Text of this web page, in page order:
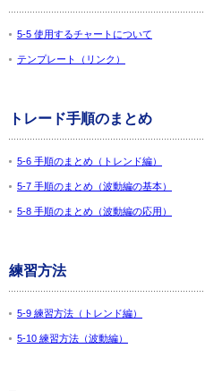
5-5 使用するチャートについて
テンプレート（リンク）
トレード手順のまとめ
5-6 手順のまとめ（トレンド編）
5-7 手順のまとめ（波動編の基本）
5-8 手順のまとめ（波動編の応用）
練習方法
5-9 練習方法（トレンド編）
5-10 練習方法（波動編）